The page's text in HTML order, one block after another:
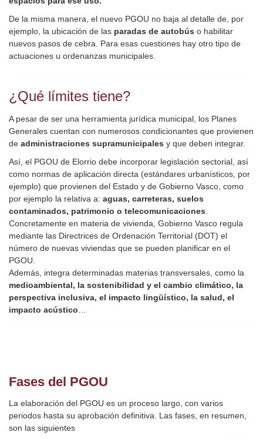
De la misma manera, el nuevo PGOU no baja al detalle de, por
ejemplo, la ubicación de las paradas de autobús o habilitar
nuevos pasos de cebra. Para esas cuestiones hay otro tipo de
actuaciones u ordenanzas municipales.
¿Qué límites tiene?
A pesar de ser una herramienta jurídica municipal, los Planes
Generales cuentan con numerosos condicionantes que provienen
de administraciones supramunicipales y que deben integrar.
Así, el PGOU de Elorrio debe incorporar legislación sectorial, así
como normas de aplicación directa (estándares urbanísticos, por
ejemplo) que provienen del Estado y de Gobierno Vasco, como
por ejemplo la relativa a: aguas, carreteras, suelos
contaminados, patrimonio o telecomunicaciones.
Concretamente en materia de vivienda, Gobierno Vasco regula
mediante las Directrices de Ordenación Territorial (DOT) el
número de nuevas viviendas que se pueden planificar en el
PGOU.
Además, integra determinadas materias transversales, como la
medioambiental, la sostenibilidad y el cambio climático, la
perspectiva inclusiva, el impacto lingüístico, la salud, el
impacto acústico…
Fases del PGOU
La elaboración del PGOU es un proceso largo, con varios
periodos hasta su aprobación definitiva. Las fases, en resumen,
son las siguientes